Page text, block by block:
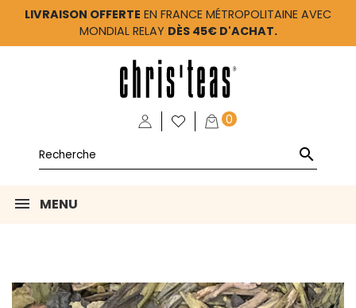
LIVRAISON OFFERTE EN FRANCE MÉTROPOLITAINE AVEC
MONDIAL RELAY DÈS 45€ D'ACHAT.
0

MENU